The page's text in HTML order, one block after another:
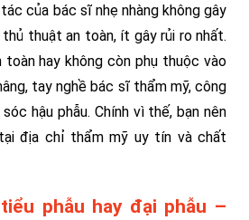
của bác sĩ nhẹ nhàng không gây
thuật an toàn, ít gây rủi ro nhất.
toàn hay không còn phụ thuộc vào
tay nghề bác sĩ thẩm mỹ, công
hậu phẫu. Chính vì thế, bạn nên
địa chỉ thẩm mỹ uy tín và chất
phẫu hay đại phẫu –